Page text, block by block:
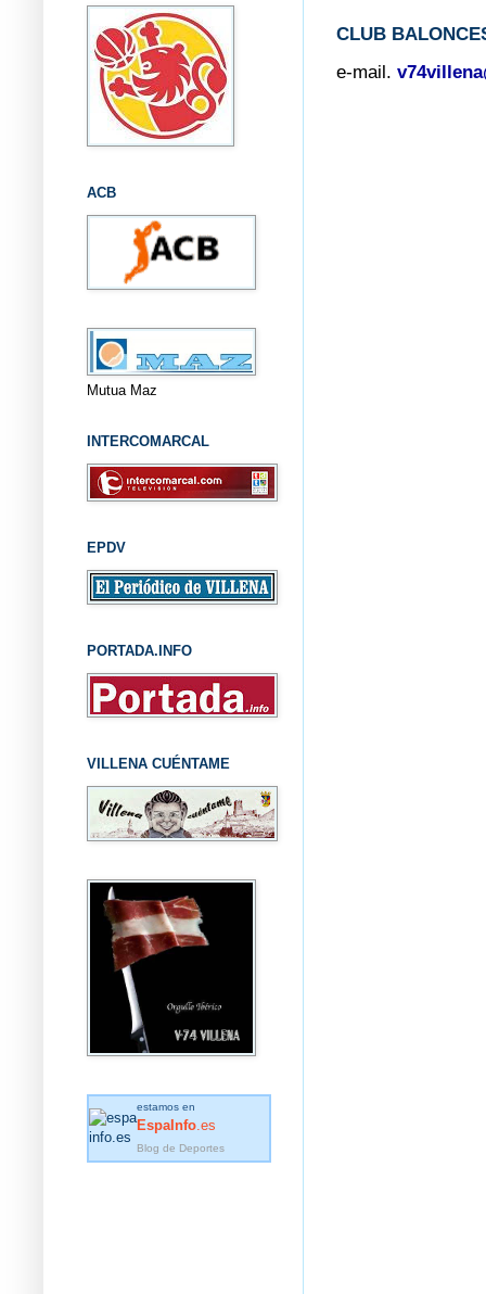
CLUB
e-mail.
ACB
Mutua Maz
INTERCOMARCAL
EPDV
PORTADA.INFO
VILLENA CUÉNTAME
estamos en
EspaInfo .es
Blog de Deportes